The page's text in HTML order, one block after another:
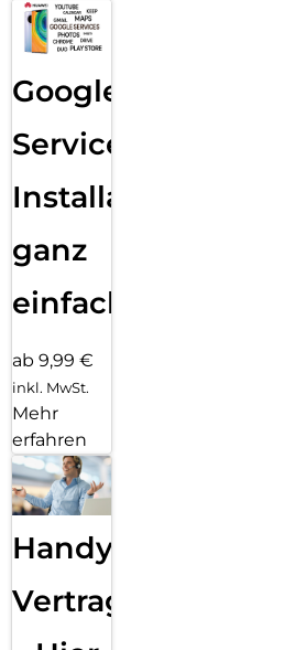
Google
Services
Installation
ganz
einfach
ab 9,99 €
inkl. MwSt.
Mehr
erfahren
Handy
Vertragsabwicklung